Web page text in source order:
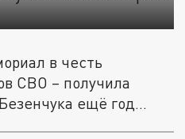
в честь
СВО – получила
ещё год...